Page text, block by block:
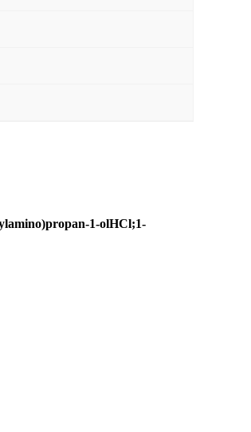
1-olHCl;1-